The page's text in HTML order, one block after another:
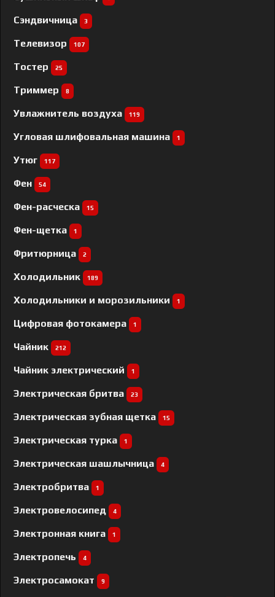
Сэндвичница 3
Телевизор 107
Тостер 25
Триммер 8
Увлажнитель воздуха 119
Угловая шлифовальная машина 1
Утюг 117
Фен 54
Фен-расческа 15
Фен-щетка 1
Фритюрница 2
Холодильник 189
Холодильники и морозильники 1
Цифровая фотокамера 1
Чайник 212
Чайник электрический 1
Электрическая бритва 23
Электрическая зубная щетка 15
Электрическая турка 1
Электрическая шашлычница 4
Электробритва 1
Электровелосипед 4
Электронная книга 1
Электропечь 4
Электросамокат 9